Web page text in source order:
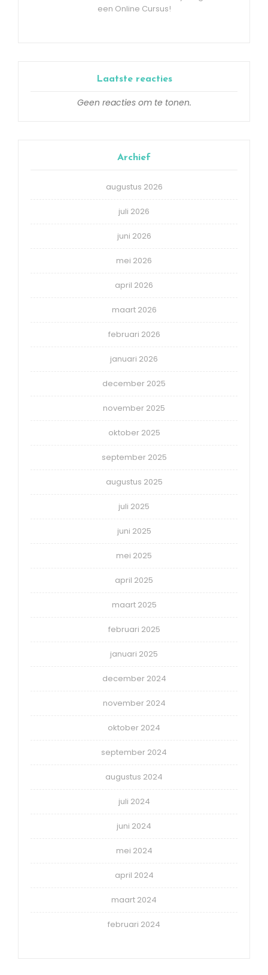
een Online Cursus!
Laatste reacties
Geen reacties om te tonen.
Archief
augustus 2026
juli 2026
juni 2026
mei 2026
april 2026
maart 2026
februari 2026
januari 2026
december 2025
november 2025
oktober 2025
september 2025
augustus 2025
juli 2025
juni 2025
mei 2025
april 2025
maart 2025
februari 2025
januari 2025
december 2024
november 2024
oktober 2024
september 2024
augustus 2024
juli 2024
juni 2024
mei 2024
april 2024
maart 2024
februari 2024